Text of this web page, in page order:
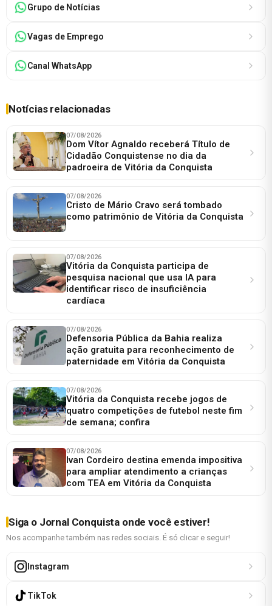
Grupo de Notícias
Vagas de Emprego
Canal WhatsApp
Notícias relacionadas
07/08/2026
Dom Vítor Agnaldo receberá Título de
Cidadão Conquistense no dia da
padroeira de Vitória da Conquista
07/08/2026
Cristo de Mário Cravo será tombado
como patrimônio de Vitória da Conquista
07/08/2026
Vitória da Conquista participa de
pesquisa nacional que usa IA para
identificar risco de insuficiência
cardíaca
07/08/2026
Defensoria Pública da Bahia realiza
ação gratuita para reconhecimento de
paternidade em Vitória da Conquista
07/08/2026
Vitória da Conquista recebe jogos de
quatro competições de futebol neste fim
de semana; confira
07/08/2026
Ivan Cordeiro destina emenda impositiva
para ampliar atendimento a crianças
com TEA em Vitória da Conquista
Siga o Jornal Conquista onde você estiver!
Nos acompanhe também nas redes sociais. É só clicar e seguir!
Instagram
TikTok